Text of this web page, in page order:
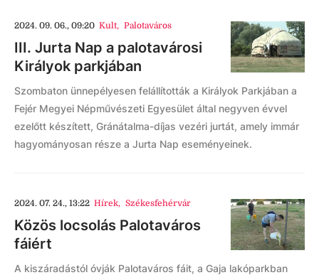
2024. 09. 06., 09:20 Kult, Palotaváros
III. Jurta Nap a palotavárosi
Királyok parkjában
Szombaton ünnepélyesen felállították a Királyok Parkjában a
Fejér Megyei Népművészeti Egyesület által negyven évvel
ezelőtt készített, Gránátalma-díjas vezéri jurtát, amely immár
hagyományosan része a Jurta Nap eseményeinek.
2024. 07. 24., 13:22 Hírek, Székesfehérvár
Közös locsolás Palotaváros
fáiért
A kiszáradástól óvják Palotaváros fáit, a Gaja lakóparkban